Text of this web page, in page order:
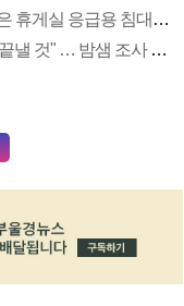
박근혜 검찰 소환 '1001호'서 조사..옆방은 휴게실 응급용 침대 구비
검찰 "박근혜 전 대통령 조사 오늘 안에 끝낼 것" … 밤샘 조사 가능성도